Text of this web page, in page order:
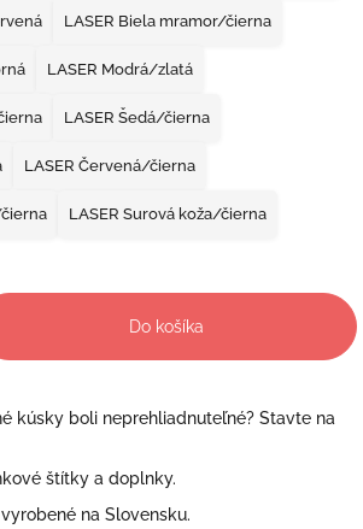
LASER Biela mramor/čierna
LASER Modrá/zlatá
LASER Šedá/čierna
LASER Červená/čierna
LASER Surová koža/čierna
Do košíka
kúsky boli neprehliadnuteľné? Stavte na
štítky a doplnky.
na Slovensku.